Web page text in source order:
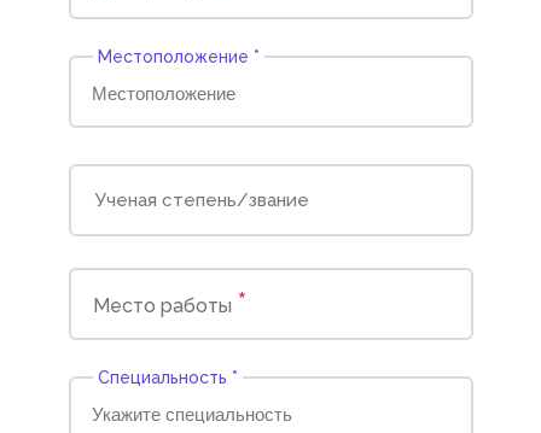
Местоположение *
Место работы *
Cпециальность *